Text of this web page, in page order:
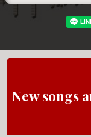
New songs